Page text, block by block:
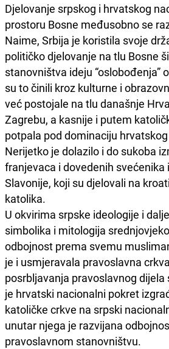
Djelovanje srpskog i hrvatskog
prostoru Bosne međusobno se
Naime, Srbija je koristila svoje
političko djelovanje na tlu Bosne
stanovništva ideju “oslobođenja”
su to činili kroz kulturne i
već postojale na tlu današnje
Zagrebu, a kasnije i putem
potpala pod dominaciju
Nerijetko je dolazilo i do sukoba
franjevaca i dovedenih svećenika
Slavonije, koji su djelovali na
katolika.
U okvirima srpske ideologije i
simbolika i mitologija
odbojnost prema svemu
je i usmjeravala pravoslavna
posrbljavanja pravoslavnog
je hrvatski nacionalni pokret
katoličke crkve na srpski
unutar njega je razvijana
pravoslavnom stanovništvu.